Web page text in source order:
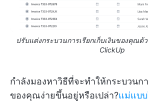
ปรับแต่งกระบวนการเรียกเก็บเงินของคุณด้
ClickUp
กำลังมองหาวิธีที่จะทำให้กระบวนก
ของคุณง่ายขึ้นอยู่หรือเปล่า?แม่แบ